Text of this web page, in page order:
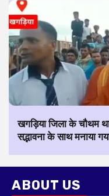
खगड़िया जिला के चौथम
सद्भावना के साथ मनाया
ABOUT US